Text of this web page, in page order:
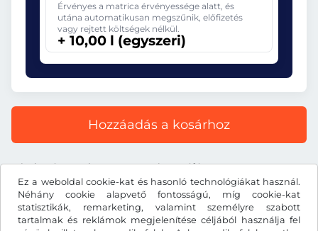
Ez a weboldal cookie-kat és hasonló technológiákat használ.
Néhány cookie alapvető fontosságú, míg cookie-kat
statisztikák, remarketing, valamint személyre szabott
tartalmak és reklámok megjelenítése céljából használja fel
Érvényes a matrica érvényessége alatt, és
utána automatikusan megszűnik, előfizetés
vagy rejtett költségek nélkül.
+ 10,00 l (egyszeri)
Hozzáadás a kosárhoz
Minden ár tartalmazza a törvényes áfát.